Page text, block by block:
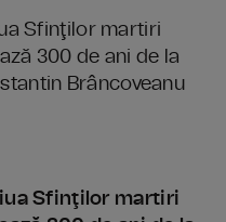
Sfinţilor martiri
300 de ani de la
Brâncoveanu
Sfinţilor martiri